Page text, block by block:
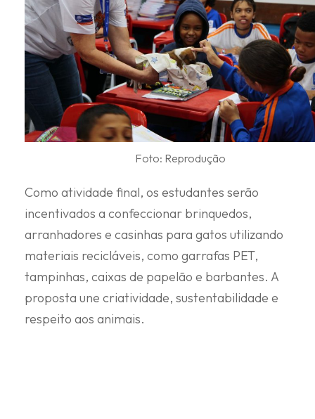
Foto: Reprodução
Como atividade final, os estudantes serão
incentivados a confeccionar brinquedos,
arranhadores e casinhas para gatos utilizando
materiais recicláveis, como garrafas PET,
tampinhas, caixas de papelão e barbantes. A
proposta une criatividade, sustentabilidade e
respeito aos animais.